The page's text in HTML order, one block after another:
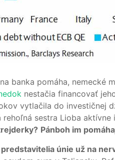
banka pomáha, nemecké
nestačia financovať
vytlačila do investičnej
sestra Lioba
Pánboh im
únie už na